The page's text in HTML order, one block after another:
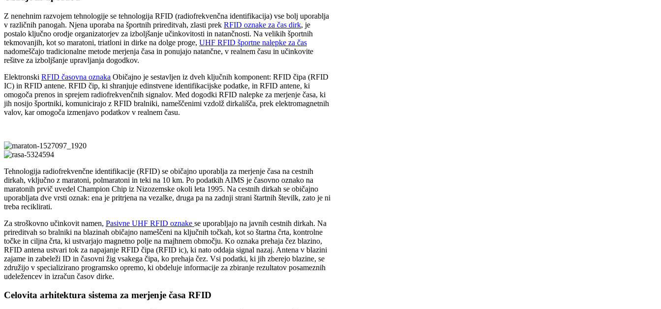
Z nenehnim razvojem tehnologije se tehnologija RFID (radiofrekvenčna identifikacija) vse bolj uporablja
v različnih panogah. Njena uporaba na športnih prireditvah, zlasti prek RFID oznake za čas dirk, je
postalo ključno orodje organizatorjev za izboljšanje učinkovitosti in natančnosti. Na velikih športnih
tekmovanjih, kot so maratoni, triatloni in dirke na dolge proge, UHF RFID športne nalepke za čas
nadomeščajo tradicionalne metode merjenja časa in ponujajo natančne, v realnem času in učinkovite
rešitve za izboljšanje upravljanja dogodkov.
Elektronski RFID časovna oznaka Običajno je sestavljen iz dveh ključnih komponent: RFID čipa (RFID
IC) in RFID antene. RFID čip, ki shranjuje edinstvene identifikacijske podatke, in RFID antene, ki
omogoča prenos in sprejem radiofrekvenčnih signalov. Med dogodki RFID nalepke za merjenje časa, ki
jih nosijo športniki, komunicirajo z RFID bralniki, nameščenimi vzdolž dirkališča, prek elektromagnetnih
valov, kar omogoča izmenjavo podatkov v realnem času.
Tehnologija radiofrekvenčne identifikacije (RFID) se običajno uporablja za merjenje časa na cestnih
dirkah, vključno z maratoni, polmaratoni in teki na 10 km. Po podatkih AIMS je časovno oznako na
maratonih prvič uvedel Champion Chip iz Nizozemske okoli leta 1995. Na cestnih dirkah se običajno
uporabljata dve vrsti oznak: ena je pritrjena na vezalke, druga pa na zadnji strani štartnih številk, zato je ni
treba reciklirati.
Za stroškovno učinkovit namen, Pasivne UHF RFID oznake se uporabljajo na javnih cestnih dirkah. Na
prireditvah so bralniki na blazinah običajno nameščeni na ključnih točkah, kot so štartna črta, kontrolne
točke in ciljna črta, ki ustvarjajo magnetno polje na majhnem območju. Ko oznaka prehaja čez blazino,
RFID antena ustvari tok za napajanje RFID čipa (RFID ic), ki nato oddaja signal nazaj. Antena v blazini
zajame in zabeleži ID in časovni žig vsakega čipa, ko prehaja čez. Vsi podatki, ki jih zberejo blazine, se
združijo v specializirano programsko opremo, ki obdeluje informacije za zbiranje rezultatov posameznih
udeležencev in izračun časov dirke.
Celovita arhitektura sistema za merjenje časa RFID